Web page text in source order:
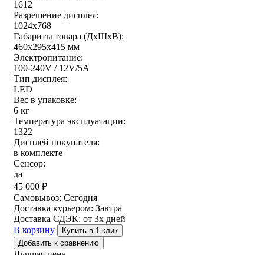
1612
Разрешение дисплея:
1024x768
Габариты товара (ДxШxВ):
460x295x415 мм
Электропитание:
100-240V / 12V/5A
Тип дисплея:
LED
Вес в упаковке:
6 кг
Температура эксплуатации:
1322
Дисплей покупателя:
в комплекте
Сенсор:
да
45 000 ₽
Самовывоз: Сегодня
Доставка курьером: Завтра
Доставка СДЭК: от 3х дней
В корзину
Купить в 1 клик
Добавить к сравнению